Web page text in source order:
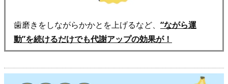
ッ
ト
2.
歯磨きをしながらかかとを上げるなど、 “ながら運
動”を続けるだけでも代謝アップの効果が！